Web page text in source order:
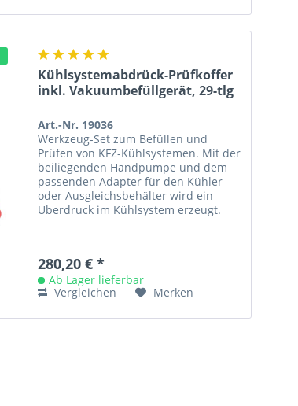
Kühlsystemabdrück-Prüfkoffer
inkl. Vakuumbefüllgerät, 29-tlg
Art.-Nr. 19036
Werkzeug-Set zum Befüllen und
Prüfen von KFZ-Kühlsystemen. Mit der
beiliegenden Handpumpe und dem
passenden Adapter für den Kühler
oder Ausgleichsbehälter wird ein
Überdruck im Kühlsystem erzeugt.
280,20 € *
Ab Lager lieferbar
Vergleichen
Merken